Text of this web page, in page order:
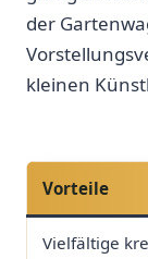
der
kleinen
Vorteile
Vielfältige